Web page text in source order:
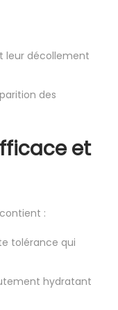
leur décollement
des
et
:
tolérance qui
hydratant